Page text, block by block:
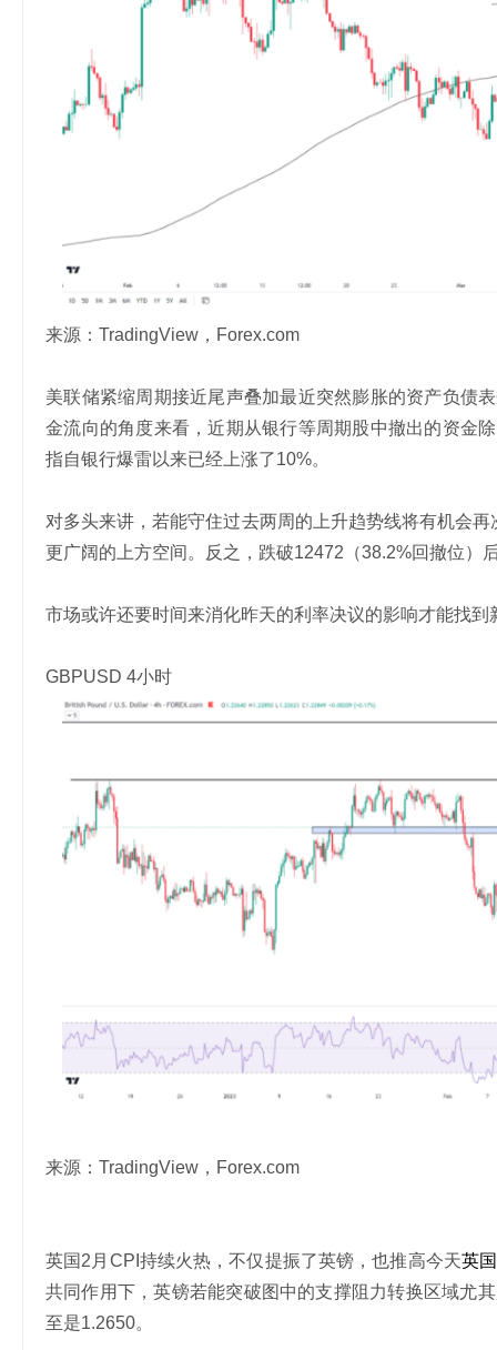
来源：TradingView，Forex.com
美联储紧缩周期接近尾声叠加最近突然膨胀的资产负债
金流向的角度来看，近期从银行等周期股中撤出的资金
指自银行爆雷以来已经上涨了10%。
对多头来讲，若能守住过去两周的上升趋势线将有机会
更广阔的上方空间。反之，跌破12472（38.2%回撤位）
市场或许还要时间来消化昨天的利率决议的影响才能找到
GBPUSD 4小时
来源：TradingView，Forex.com
英国2月CPI持续火热，不仅提振了英镑，也推高今天英
共同作用下，英镑若能突破图中的支撑阻力转换区域尤
至是1.2650。